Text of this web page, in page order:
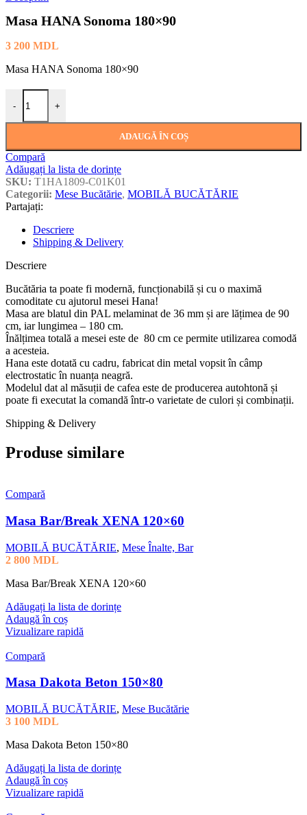
Masa HANA Sonoma 180×90
3 200 MDL
Masa HANA Sonoma 180×90
-
Cantitate Masa HANA Sonoma 180×90
+
ADAUGĂ ÎN COȘ
Compară
Adăugați la lista de dorințe
SKU: T1HA1809-C01K01
Categorii: Mese Bucătărie, MOBILĂ BUCĂTĂRIE
Partajați:
Descriere
Shipping & Delivery
Descriere
Bucătăria ta poate fi modernă, funcționabilă și cu o maximă
comoditate cu ajutorul mesei Hana!
Masa are blatul din PAL melaminat de 36 mm și are lățimea de 90
cm, iar lungimea – 180 cm.
Înălțimea totală a mesei este de 80 cm ce permite utilizarea comodă
a acesteia.
Hana este dotată cu cadru, fabricat din metal vopsit în câmp
electrostatic în nuanța neagră.
Modelul dat al măsuții de cafea este de producerea autohtonă și
poate fi executat la comandă într-o varietate de culori și combinații.
Shipping & Delivery
Produse similare
Compară
Masa Bar/Break XENA 120×60
MOBILĂ BUCĂTĂRIE, Mese Înalte, Bar
2 800 MDL
Masa Bar/Break XENA 120×60
Adăugați la lista de dorințe
Adaugă în coș
Vizualizare rapidă
Compară
Masa Dakota Beton 150×80
MOBILĂ BUCĂTĂRIE, Mese Bucătărie
3 100 MDL
Masa Dakota Beton 150×80
Adăugați la lista de dorințe
Adaugă în coș
Vizualizare rapidă